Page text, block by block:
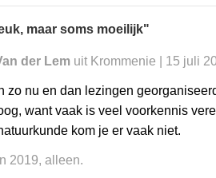
maar soms moeilijk"
der Lem uit Krommenie | 15 juli
zo nu en dan lezingen
want vaak is veel voorkennis
kom je er vaak niet.
2019, alleen.